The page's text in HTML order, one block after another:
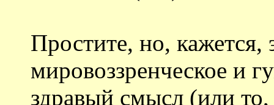
Простите, но, кажется,
мировоззренческое и
здравый смысл (или то,